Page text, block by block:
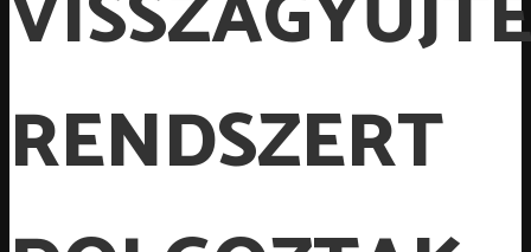
RENDSZERT